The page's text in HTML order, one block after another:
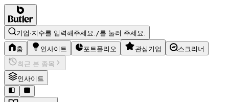
기업·지수를 입력해주세요./를 눌러 주세요.
홈 인사이트 포트폴리오 관심기업
스크리너
최근 본 종목
인사이트